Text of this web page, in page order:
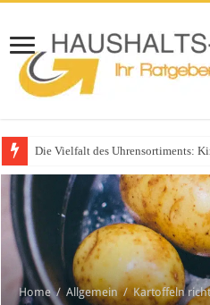
Die Vielfalt des Uhrensortiments:
Home / Allgemein / Kartoffeln